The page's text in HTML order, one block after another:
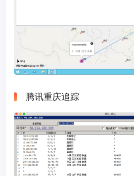
腾讯重庆追踪